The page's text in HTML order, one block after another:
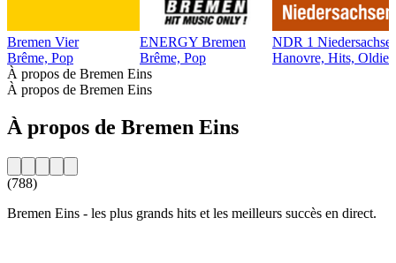
Bremen Vier
Brême, Pop
ENERGY Bremen
Brême, Pop
NDR 1
Hanovre, Hits,
À propos de Bremen Eins
À propos de Bremen Eins
À propos de Bremen Eins
(788)
Bremen Eins - les plus grands hits et les meilleurs succès en direct.